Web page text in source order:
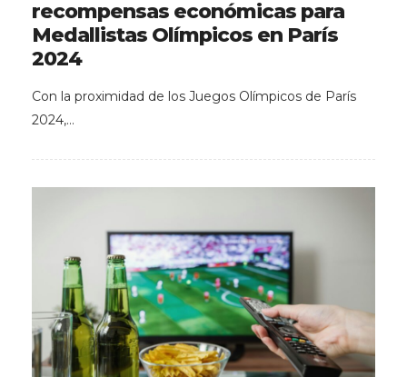
recompensas económicas para
Medallistas Olímpicos en París
2024
Con la proximidad de los Juegos Olímpicos de París
2024,…